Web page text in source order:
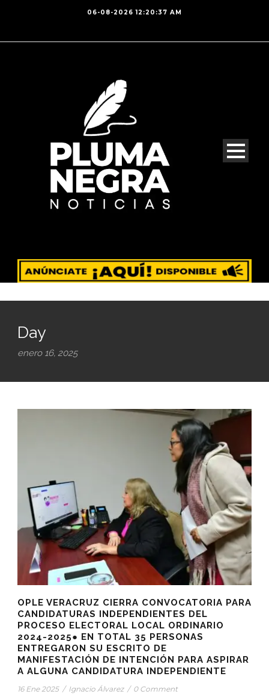
06-08-2026 12:20:37 AM
Day
enero 16, 2025
OPLE VERACRUZ CIERRA CONVOCATORIA PARA
CANDIDATURAS INDEPENDIENTES DEL
PROCESO ELECTORAL LOCAL ORDINARIO
2024-2025● EN TOTAL 35 PERSONAS
ENTREGARON SU ESCRITO DE
MANIFESTACIÓN DE INTENCIÓN PARA ASPIRAR
A ALGUNA CANDIDATURA INDEPENDIENTE
16 Ene 2025 / Ignacio Álvarez / 0 Comment